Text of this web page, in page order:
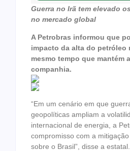
Guerra no Irã tem elevado
no mercado global
A Petrobras informou que
impacto da alta do petróleo
mesmo tempo que mantém
companhia.
“Em um cenário em que
geopolíticas ampliam a
internacional de energia, a
compromisso com a
sobre o Brasil”, disse a estatal.